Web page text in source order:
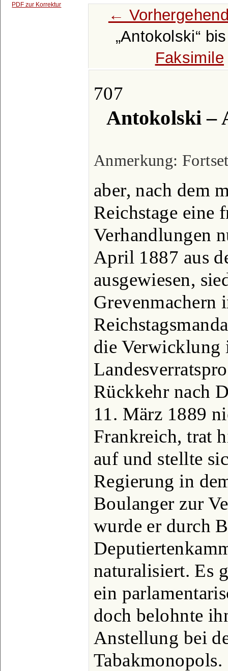
PDF zur Korrektur
←
Antokolski
Faksimile
707
Antokolski –
Anmerkung:
aber, nach dem
Reichstage eine
Verhandlungen
April 1887 aus
ausgewiesen,
Grevenmachern
die Verwicklung
Rückkehr nach
11. März 1889
Frankreich, trat
auf und stellte
Regierung in
Boulanger zur
wurde er durch
naturalisiert. Es
ein
doch belohnte
Anstellung bei